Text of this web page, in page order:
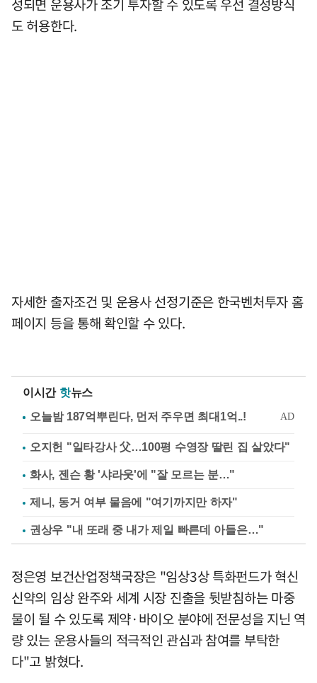
성되면 운용사가 조기 투자할 수 있도록 우선 결성방식
도 허용한다.
자세한 출자조건 및 운용사 선정기준은 한국벤처투자 홈
페이지 등을 통해 확인할 수 있다.
이시간 핫뉴스
오지헌 "일타강사 父…100평 수영장 딸린 집 살았다"
화사, 젠슨 황 '샤라웃'에 "잘 모르는 분…"
제니, 동거 여부 물음에 "여기까지만 하자"
권상우 "내 또래 중 내가 제일 빠른데 아들은…"
정은영 보건산업정책국장은 "임상3상 특화펀드가 혁신
신약의 임상 완주와 세계 시장 진출을 뒷받침하는 마중
물이 될 수 있도록 제약·바이오 분야에 전문성을 지닌 역
량 있는 운용사들의 적극적인 관심과 참여를 부탁한
다"고 밝혔다.